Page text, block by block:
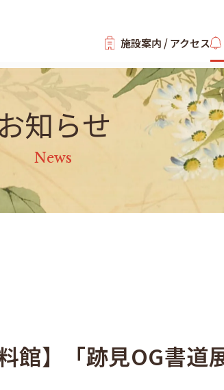
施設案内 / アクセス
知らせ
News
館】「跡見OG書道